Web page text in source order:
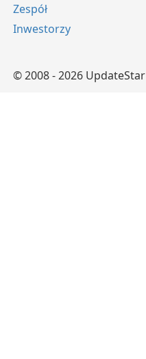
Zespół
Inwestorzy
© 2008 - 2026 UpdateStar